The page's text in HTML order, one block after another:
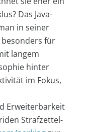
Das Java-
in seiner
für
langem
hinter
im Fokus,
Erweiterbarkeit
Strafzettel-